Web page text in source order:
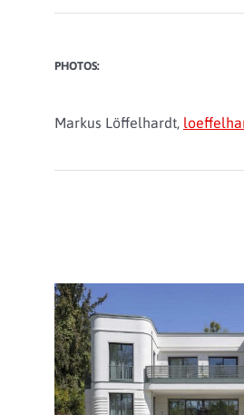
PHOTOS:
Markus Löffelhardt,